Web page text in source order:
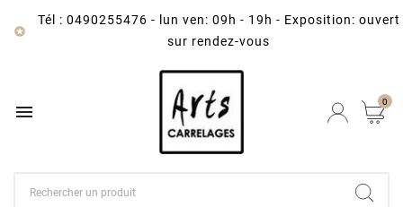

Tél : 0490255476 -
lun ven: 09h - 19h - Exposition: ouvert
sur rendez-vous
 0